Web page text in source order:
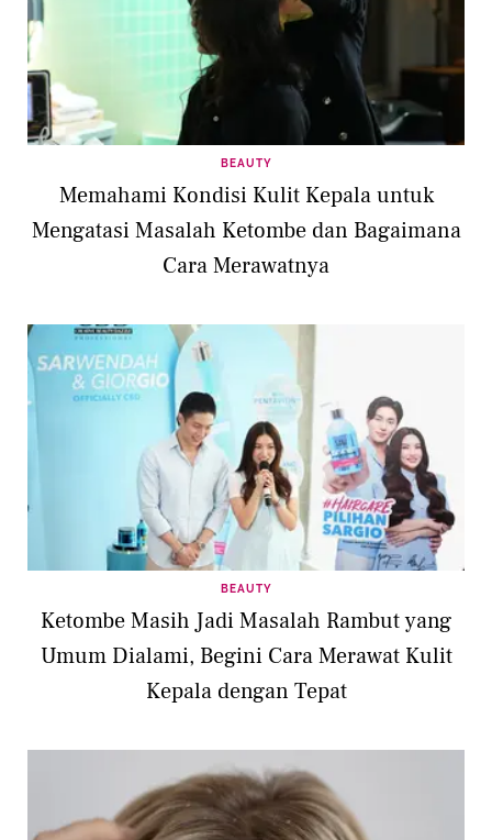
BEAUTY
Memahami Kondisi Kulit Kepala untuk
Mengatasi Masalah Ketombe dan Bagaimana
Cara Merawatnya
BEAUTY
Ketombe Masih Jadi Masalah Rambut yang
Umum Dialami, Begini Cara Merawat Kulit
Kepala dengan Tepat